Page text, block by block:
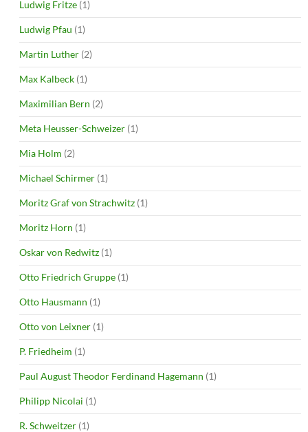
Ludwig Fritze (1)
Ludwig Pfau (1)
Martin Luther (2)
Max Kalbeck (1)
Maximilian Bern (2)
Meta Heusser-Schweizer (1)
Mia Holm (2)
Michael Schirmer (1)
Moritz Graf von Strachwitz (1)
Moritz Horn (1)
Oskar von Redwitz (1)
Otto Friedrich Gruppe (1)
Otto Hausmann (1)
Otto von Leixner (1)
P. Friedheim (1)
Paul August Theodor Ferdinand Hagemann (1)
Philipp Nicolai (1)
R. Schweitzer (1)